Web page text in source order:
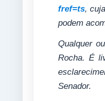
fref=ts,
podem
Qualquer
Rocha. É
Senador.